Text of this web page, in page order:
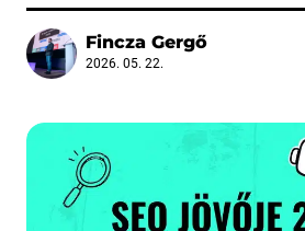
Fincza Gergő
2026. 05. 22.